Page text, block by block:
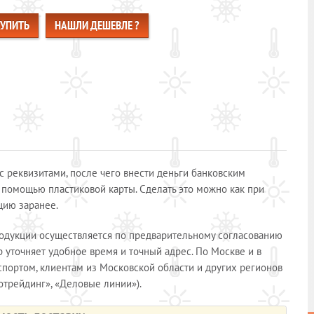
НАШЛИ ДЕШЕВЛЕ ?
после чего внести деньги банковским
пластиковой карты. Сделать это можно как при
заранее.
осуществляется по предварительному согласованию
удобное время и точный адрес. По Москве и в
клиентам из Московской области и других регионов
«Деловые линии»).